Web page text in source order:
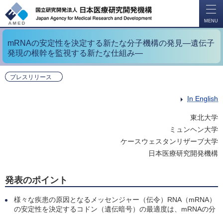
MENU
mRNAの安定性を決定する新たな分子機構の発見―遺伝子
発現の根幹を監視する新たな仕組み―
プレスリリース
In English
東北大学
ミュンヘン大学
ケースウェスタンリザーブ大学
日本医療研究開発機構
発表のポイント
様々な疾患の原因となるメッセンジャー（伝令）RNA（mRNA）
の安定性を決定するコドン（遺伝暗号）の最適度は、mRNAの分